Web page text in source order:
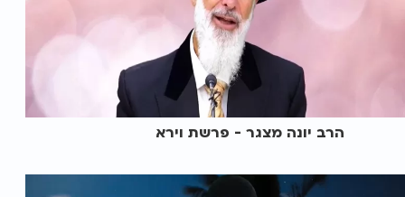
הרב יונה מצגר - פרשת וירא